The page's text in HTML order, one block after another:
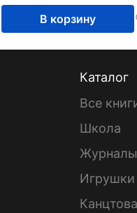
В корзину
Каталог
Все
Школа
Журналы
Игрушки